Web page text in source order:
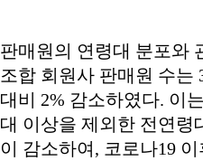
판매원의 연령대 분포와
조합 회원사 판매원 수는
대비 2% 감소하였다. 이
대 이상을 제외한 전연령
이 감소하여, 코로나19